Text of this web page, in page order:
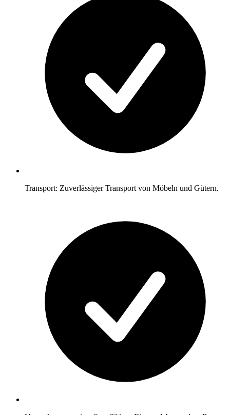
Transport: Zuverlässiger Transport von Möbeln und Gütern.